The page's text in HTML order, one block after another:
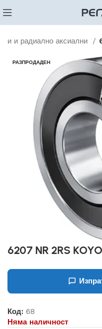
и радиално аксиални
РАЗПРОДАДЕН
6207 NR 2RS
Код: 68
Няма наличност